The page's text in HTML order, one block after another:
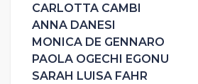
CARLOTTA CAMBI
ANNA DANESI
MONICA DE GENNARO
PAOLA OGECHI EGONU
SARAH LUISA FAHR